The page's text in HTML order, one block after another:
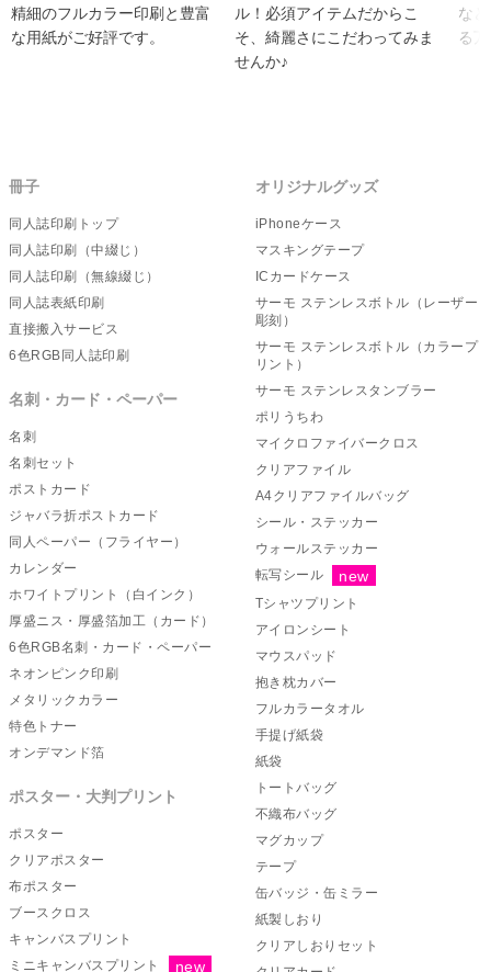
精細のフルカラー印刷と豊富
な用紙がご好評です。
ル！必須アイテムだからこ
そ、綺麗さにこだわってみま
せんか♪
な
る
冊子
同人誌印刷トップ
同人誌印刷（中綴じ）
同人誌印刷（無線綴じ）
同人誌表紙印刷
直接搬入サービス
6色RGB同人誌印刷
名刺・カード・ペーパー
名刺
名刺セット
ポストカード
ジャバラ折ポストカード
同人ペーパー（フライヤー）
カレンダー
ホワイトプリント（白インク）
厚盛ニス・厚盛箔加工（カード）
6色RGB名刺・カード・ペーパー
ネオンピンク印刷
メタリックカラー
特色トナー
オンデマンド箔
ポスター・大判プリント
ポスター
クリアポスター
布ポスター
ブースクロス
キャンバスプリント
ミニキャンバスプリント
オリジナルグッズ
iPhoneケース
マスキングテープ
ICカードケース
サーモ ステンレスボトル（レーザー
彫刻）
サーモ ステンレスボトル（カラープ
リント）
サーモ ステンレスタンブラー
ポリうちわ
マイクロファイバークロス
クリアファイル
A4クリアファイルバッグ
シール・ステッカー
ウォールステッカー
転写シール
Tシャツプリント
アイロンシート
マウスパッド
抱き枕カバー
フルカラータオル
手提げ紙袋
紙袋
トートバッグ
不織布バッグ
マグカップ
テープ
缶バッジ・缶ミラー
紙製しおり
クリアしおりセット